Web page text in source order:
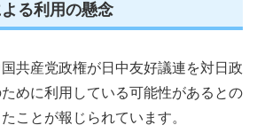
る利用の懸念
共産党政権が日中友好議連を対日政
めに利用している可能性があるとの
ことが報じられています。